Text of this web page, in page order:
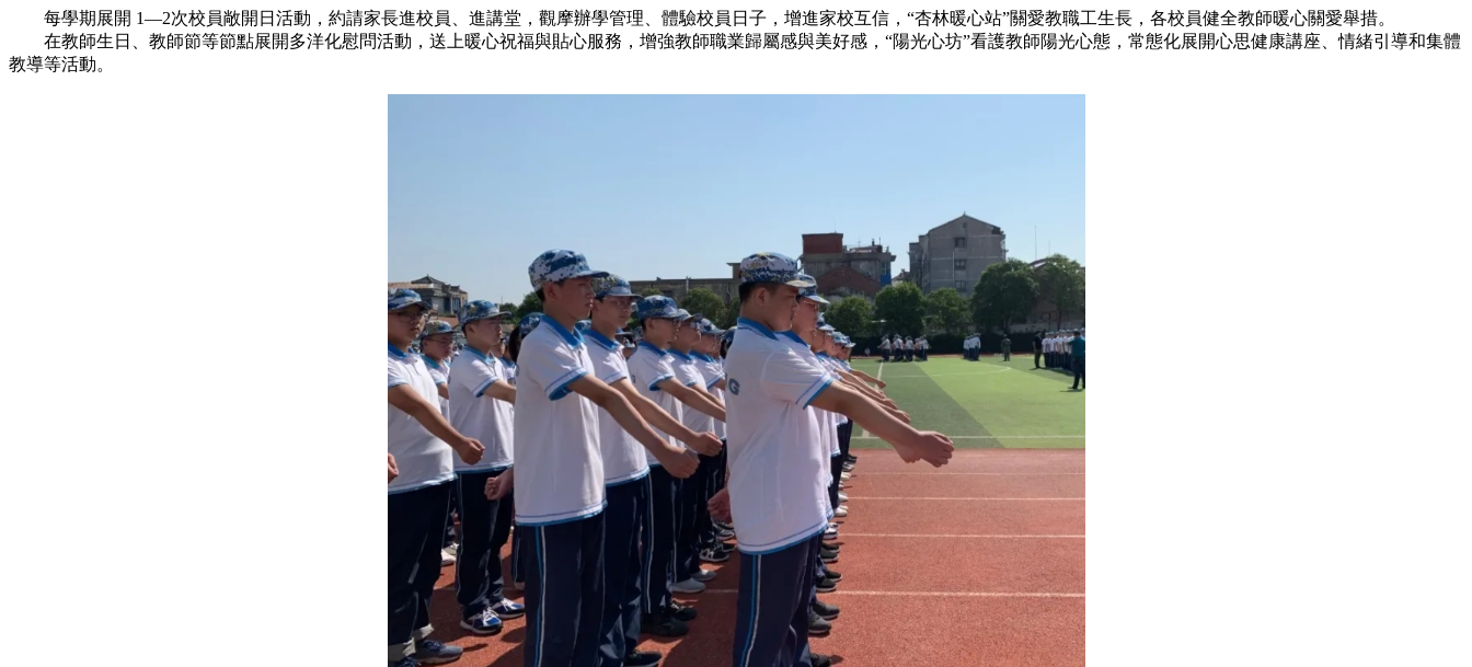
每學期展開 1—2次校員敞開日活動，約請家長進校員、進講堂，觀摩辦學管理、體驗校員日子，增進家校互信，“杏林暖心站”關愛教職工生長，各校員健全教師暖心關愛舉措。
在教師生日、教師節等節點展開多洋化慰問活動，送上暖心祝福與貼心服務，增強教師職業歸屬感與美好感，“陽光心坊”看護教師陽光心態，常態化展開心思健康講座、情緒引導和集體
教導等活動。